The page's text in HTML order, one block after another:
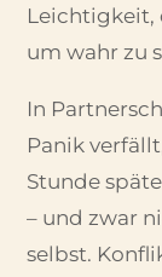
Leichtigkeit,
um wahr zu
In
Panik
Stunde
– und zwar
selbst.